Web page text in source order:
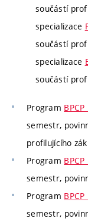
součástí
specializace
součástí
specializace
součástí
Program
semestr,
profilujícího
Program
semestr,
Program
semestr,